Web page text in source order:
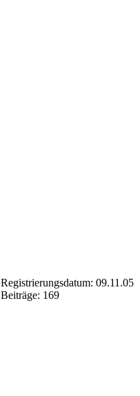
Registrierungsdatum: 09.11.05
Beiträge: 169